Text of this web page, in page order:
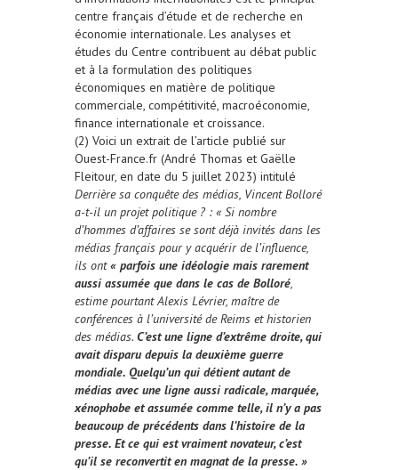
centre français d’étude et de recherche en
économie internationale. Les analyses et
études du Centre contribuent au débat public
et à la formulation des politiques
économiques en matière de politique
commerciale, compétitivité, macroéconomie,
finance internationale et croissance.
(2) Voici un extrait de l’article publié sur
Ouest-France.fr (André Thomas et Gaëlle
Fleitour, en date du 5 juillet 2023) intitulé
Derrière sa conquête des médias, Vincent Bolloré
a-t-il un projet politique ? : « Si nombre
d’hommes d’affaires se sont déjà invités dans les
médias français pour y acquérir de l’influence,
ils ont« parfois une idéologie mais rarement
aussi assumée que dans le cas de Bolloré,
estime pourtant Alexis Lévrier, maître de
conférences à l’université de Reims et historien
des médias. C’est une ligne d’extrême droite, qui
avait disparu depuis la deuxième guerre
mondiale. Quelqu’un qui détient autant de
médias avec une ligne aussi radicale, marquée,
xénophobe et assumée comme telle, il n’y a pas
beaucoup de précédents dans l’histoire de la
presse. Et ce qui est vraiment novateur, c’est
qu’il se reconvertit en magnat de la presse. »